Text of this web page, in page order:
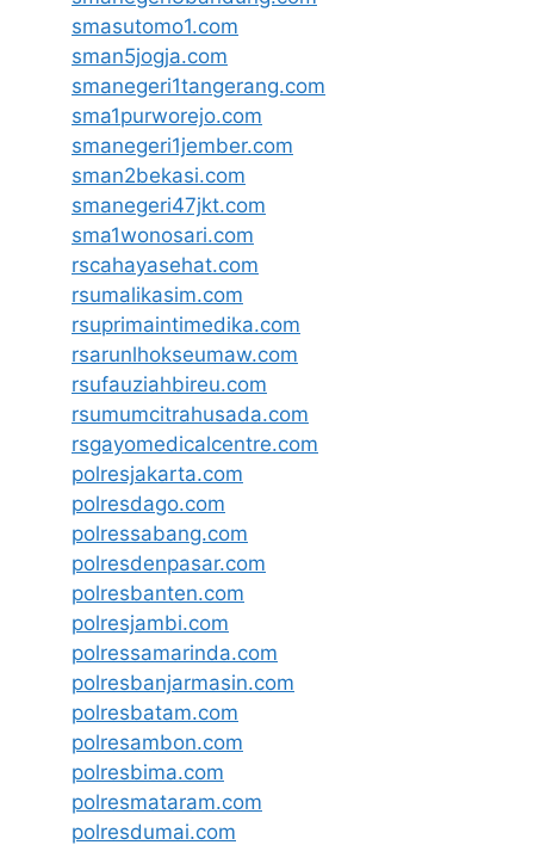
smasutomo1.com
sman5jogja.com
smanegeri1tangerang.com
sma1purworejo.com
smanegeri1jember.com
sman2bekasi.com
smanegeri47jkt.com
sma1wonosari.com
rscahayasehat.com
rsumalikasim.com
rsuprimaintimedika.com
rsarunlhokseumaw.com
rsufauziahbireu.com
rsumumcitrahusada.com
rsgayomedicalcentre.com
polresjakarta.com
polresdago.com
polressabang.com
polresdenpasar.com
polresbanten.com
polresjambi.com
polressamarinda.com
polresbanjarmasin.com
polresbatam.com
polresambon.com
polresbima.com
polresmataram.com
polresdumai.com